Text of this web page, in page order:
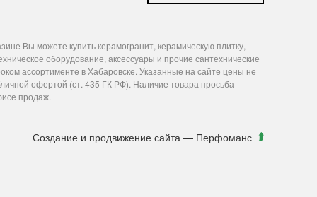
Вы можете купить керамогранит, керамическую плитку,
оборудование, аксессуары и прочие сантехнические
ассортименте в Хабаровске. Указанные на сайте цены не
офертой (ст. 435 ГК РФ). Наличие товара просьба
продаж.
Создание и продвижение сайта — Перфоманс